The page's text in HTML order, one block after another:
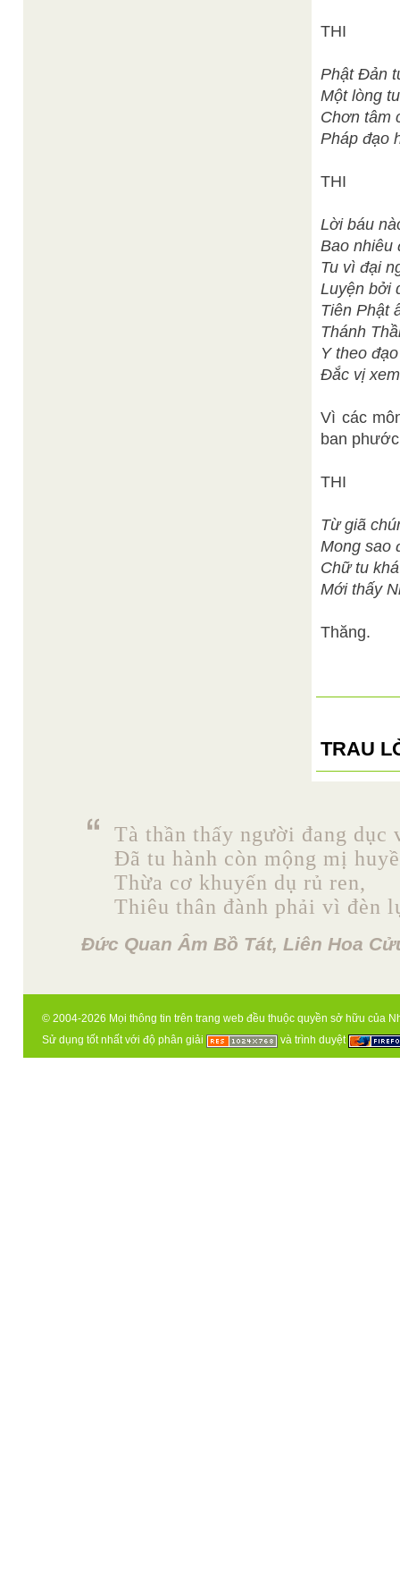
THI
Phật Đản
Một lòng
Chơn tâm
Pháp đạo
THI
Lời báu
Bao nhiêu
Tu vì đại
Luyện bởi
Tiên Phật
Thánh
Y theo
Đắc vị
Vì các
ban
THI
Từ giã
Mong sao
Chữ tu
Mới thấy
Thăng.
TRAU
Tà thần thấy người đang dục
Đã tu hành còn mộng mị
Thừa cơ khuyến dụ rủ ren,
Thiêu thân đành phải vì đèn
Đức Quan Âm Bồ Tát, Liên Hoa
© 2004-2026 Mọi thông tin trên trang web đều thuộc quyền sở hữu của
Sử dụng tốt nhất với độ phân giải
và trình duyệt